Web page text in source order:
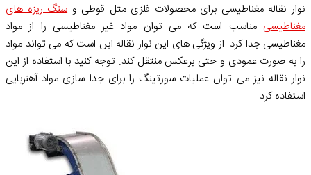
نوار نقاله مغناطیسی برای محصولات فلزی مثل قوطی و سنگ ریزه های
مغناطیسی مناسب است که می توان مواد غیر مغناطیسی را از مواد
مغناطیسی جدا کرد. از ویژگی های این نوار نقاله این است که می تواند مواد
را به صورت عمودی و حتی برعکس منتقل کند. توجه کنید با استفاده از این
نوار نقاله نیز می توان عملیات سورتینگ را برای جدا سازی مواد آهنربایی
استفاده کرد.